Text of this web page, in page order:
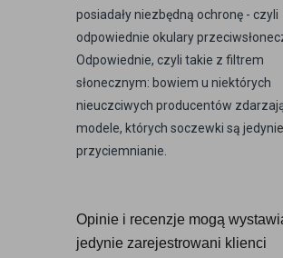
posiadały niezbędną ochronę - czyli
odpowiednie okulary
Odpowiednie, czyli takie z filtrem
słonecznym: bowiem u niektórych
nieuczciwych producentów
modele, których soczewki są jedynie
przyciemnianie.
Opinie i recenzje mogą
jedynie zarejestrowani klienci